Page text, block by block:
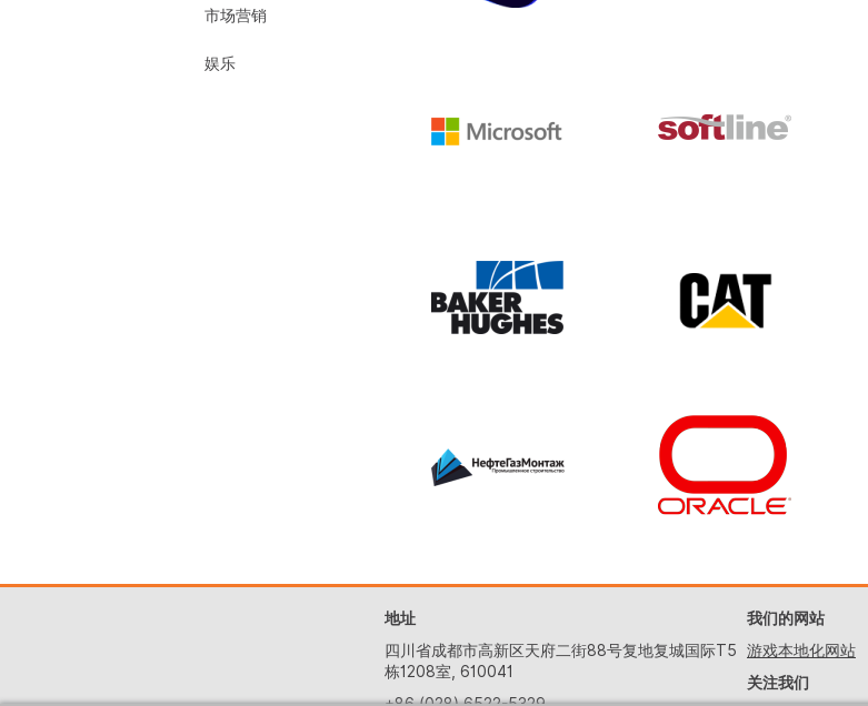
市场营销
娱乐
地址
四川省成都市高新区天府二街88号复地复城国际T5
栋1208室, 610041
我们的网站
游戏本地化网站
关注我们